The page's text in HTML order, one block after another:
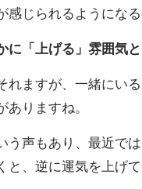
感じられるようになる
に「上げる」雰囲気と
れますが、一緒にい
ありますね。
う声もあり、最近で
と、逆に運気を上げ